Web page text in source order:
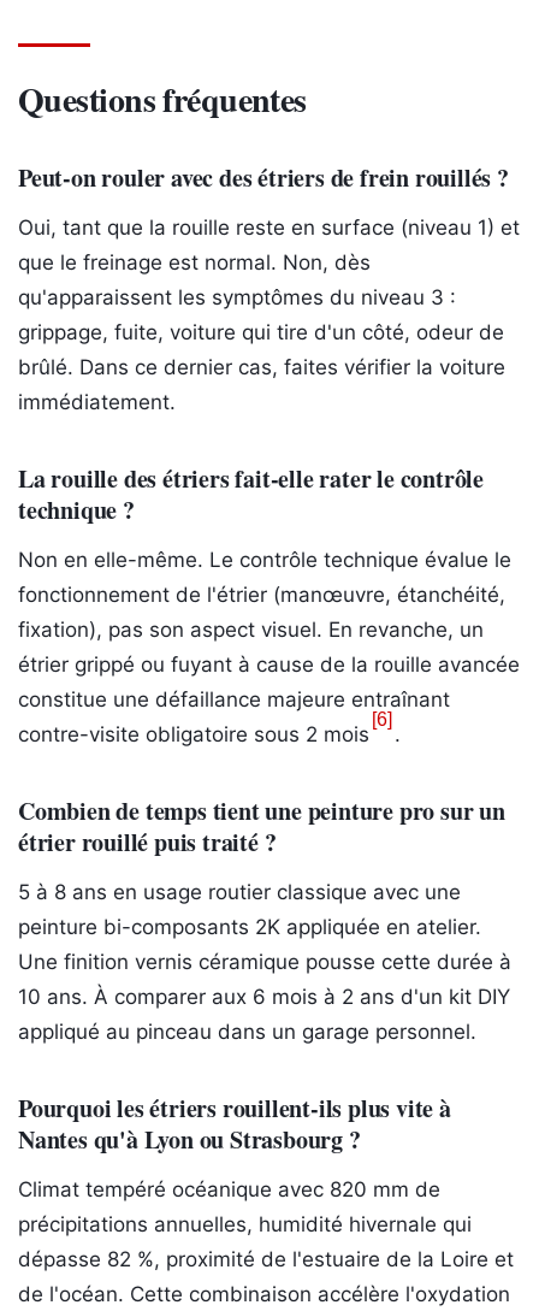
Questions fréquentes
Peut-on rouler avec des étriers de frein rouillés ?
Oui, tant que la rouille reste en surface (niveau 1) et
que le freinage est normal. Non, dès
qu'apparaissent les symptômes du niveau 3 :
grippage, fuite, voiture qui tire d'un côté, odeur de
brûlé. Dans ce dernier cas, faites vérifier la voiture
immédiatement.
La rouille des étriers fait-elle rater le contrôle
technique ?
Non en elle-même. Le contrôle technique évalue le
fonctionnement de l'étrier (manœuvre, étanchéité,
fixation), pas son aspect visuel. En revanche, un
étrier grippé ou fuyant à cause de la rouille avancée
constitue une défaillance majeure entraînant
contre-visite obligatoire sous 2 mois
[6]
.
Combien de temps tient une peinture pro sur un
étrier rouillé puis traité ?
5 à 8 ans en usage routier classique avec une
peinture bi-composants 2K appliquée en atelier.
Une finition vernis céramique pousse cette durée à
10 ans. À comparer aux 6 mois à 2 ans d'un kit DIY
appliqué au pinceau dans un garage personnel.
Pourquoi les étriers rouillent-ils plus vite à
Nantes qu'à Lyon ou Strasbourg ?
Climat tempéré océanique avec 820 mm de
précipitations annuelles, humidité hivernale qui
dépasse 82 %, proximité de l'estuaire de la Loire et
de l'océan. Cette combinaison accélère l'oxydation